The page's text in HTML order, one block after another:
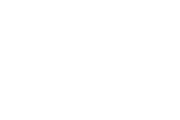
为专
墓者徐浩钧，在一次任务中落入陷阱